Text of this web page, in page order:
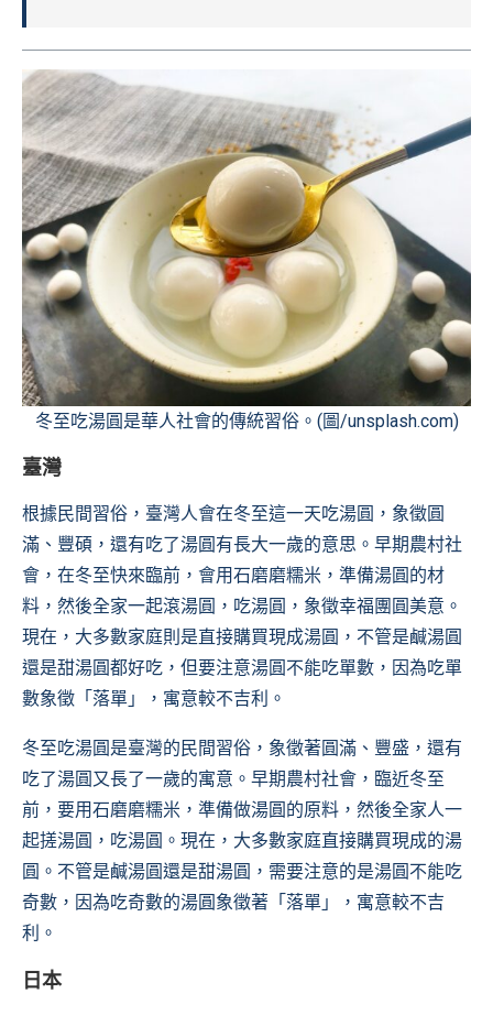
冬至吃湯圓是華人社會的傳統習俗。(圖/unsplash.com)
臺灣
根據民間習俗，臺灣人會在冬至這一天吃湯圓，象徵圓
滿、豐碩，還有吃了湯圓有長大一歲的意思。早期農村社
會，在冬至快來臨前，會用石磨磨糯米，準備湯圓的材
料，然後全家一起滾湯圓，吃湯圓，象徵幸福團圓美意。
現在，大多數家庭則是直接購買現成湯圓，不管是鹹湯圓
還是甜湯圓都好吃，但要注意湯圓不能吃單數，因為吃單
數象徵「落單」，寓意較不吉利。
冬至吃湯圓是臺灣的民間習俗，象徵著圓滿、豐盛，還有
吃了湯圓又長了一歲的寓意。早期農村社會，臨近冬至
前，要用石磨磨糯米，準備做湯圓的原料，然後全家人一
起搓湯圓，吃湯圓。現在，大多數家庭直接購買現成的湯
圓。不管是鹹湯圓還是甜湯圓，需要注意的是湯圓不能吃
奇數，因為吃奇數的湯圓象徵著「落單」，寓意較不吉
利。
日本